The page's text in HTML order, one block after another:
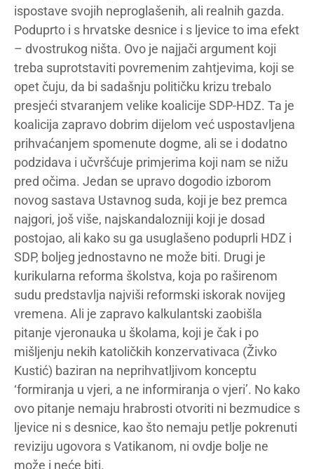
ispostave svojih neproglašenih, ali realnih gazda.
Poduprto i s hrvatske desnice i s ljevice to ima efekt
– dvostrukog ništa. Ovo je najjači argument koji
treba suprotstaviti povremenim zahtjevima, koji se
opet čuju, da bi sadašnju političku krizu trebalo
presjeći stvaranjem velike koalicije SDP-HDZ. Ta je
koalicija zapravo dobrim dijelom već uspostavljena
prihvaćanjem spomenute dogme, ali se i dodatno
podzidava i učvršćuje primjerima koji nam se nižu
pred očima. Jedan se upravo dogodio izborom
novog sastava Ustavnog suda, koji je bez premca
najgori, još više, najskandalozniji koji je dosad
postojao, ali kako su ga usuglašeno poduprli HDZ i
SDP, boljeg jednostavno ne može biti. Drugi je
kurikularna reforma školstva, koja po raširenom
sudu predstavlja najviši reformski iskorak novijeg
vremena. Ali je zapravo kalkulantski zaobišla
pitanje vjeronauka u školama, koji je čak i po
mišljenju nekih katoličkih konzervativaca (Živko
Kustić) baziran na neprihvatljivom konceptu
‘formiranja u vjeri, a ne informiranja o vjeri’. No kako
ovo pitanje nemaju hrabrosti otvoriti ni bezmudice s
ljevice ni s desnice, kao što nemaju petlje pokrenuti
reviziju ugovora s Vatikanom, ni ovdje bolje ne
može i neće biti.